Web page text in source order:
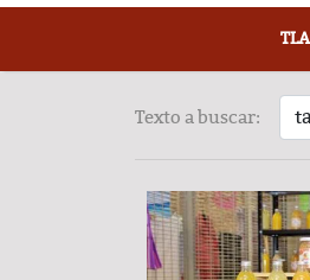
Texto a buscar: